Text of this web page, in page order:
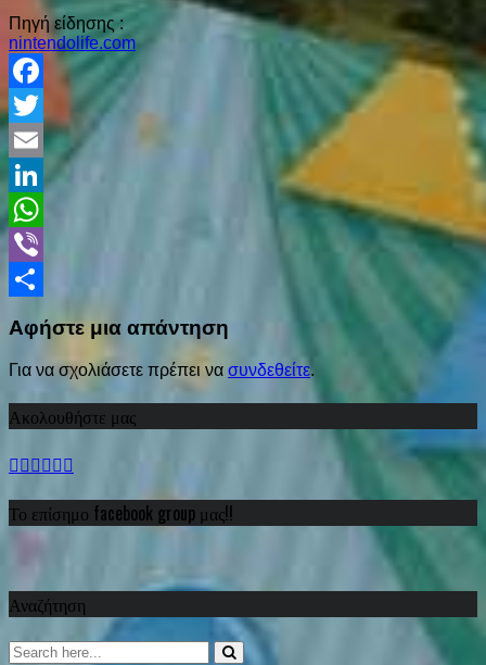
Πηγή είδησης :
nintendolife.com
Facebook
Twitter
Email
LinkedIn
WhatsApp
Viber
Αφήστε μια απάντηση
Για να σχολιάσετε πρέπει να συνδεθείτε.
Ακολουθήστε μας
Το επίσημο facebook group μας!!
Αναζήτηση